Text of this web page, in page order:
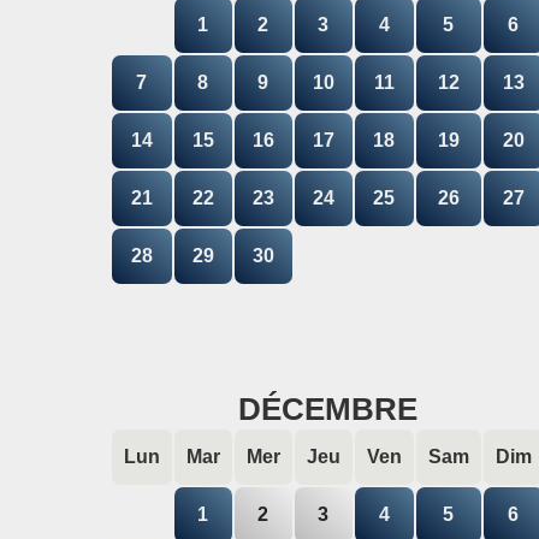
1 2 3 4 5 6
7 8 9 10 11 12 13
14 15 16 17 18 19 20
21 22 23 24 25 26 27
28 29 30
DÉCEMBRE
Lun Mar Mer Jeu Ven Sam Dim
1 2 3 4 5 6